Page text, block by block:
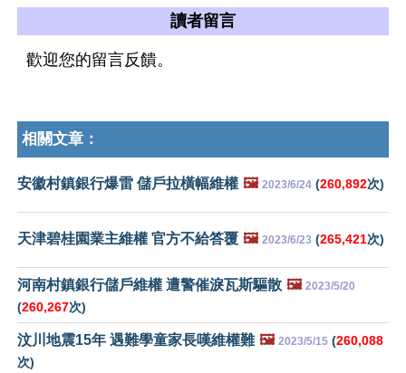
讀者留言
歡迎您的留言反饋。
相關文章：
安徽村鎮銀行爆雷 儲戶拉橫幅維權 🖼️ 2023/6/24 (260,892次)
天津碧桂園業主維權 官方不給答覆 🖼️ 2023/6/23 (265,421次)
河南村鎮銀行儲戶維權 遭警催淚瓦斯驅散 🖼️ 2023/5/20
(260,267次)
汶川地震15年 遇難學童家長嘆維權難 🖼️ 2023/5/15 (260,088
次)